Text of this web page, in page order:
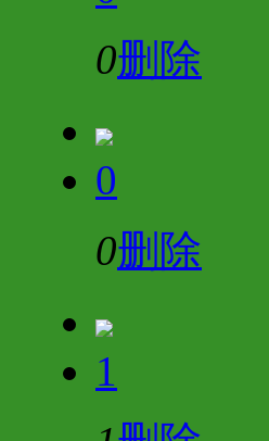
0删除
0
0删除
1